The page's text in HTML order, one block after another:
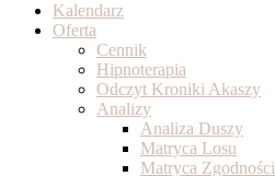
Kalendarz
Oferta
Cennik
Hipnoterapia
Odczyt Kroniki Akaszy
Analizy
Analiza Duszy
Matryca Losu
Matryca Zgodności